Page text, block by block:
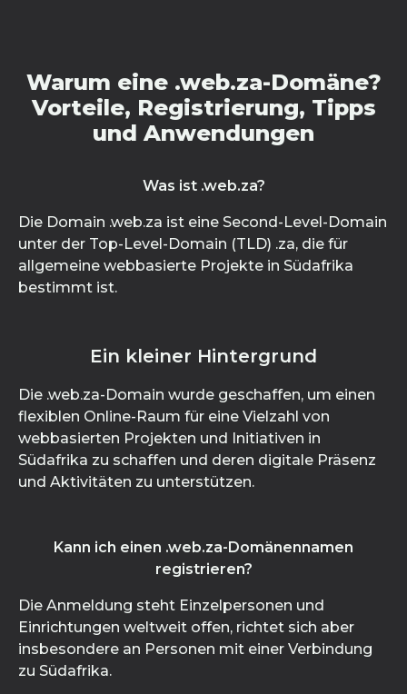
Warum eine .web.za-Domäne?
Vorteile, Registrierung, Tipps
und Anwendungen
Was ist .web.za?
Die Domain .web.za ist eine Second-Level-Domain
unter der Top-Level-Domain (TLD) .za, die für
allgemeine webbasierte Projekte in Südafrika
bestimmt ist.
Ein kleiner Hintergrund
Die .web.za-Domain wurde geschaffen, um einen
flexiblen Online-Raum für eine Vielzahl von
webbasierten Projekten und Initiativen in
Südafrika zu schaffen und deren digitale Präsenz
und Aktivitäten zu unterstützen.
Kann ich einen .web.za-Domänennamen
registrieren?
Die Anmeldung steht Einzelpersonen und
Einrichtungen weltweit offen, richtet sich aber
insbesondere an Personen mit einer Verbindung
zu Südafrika.